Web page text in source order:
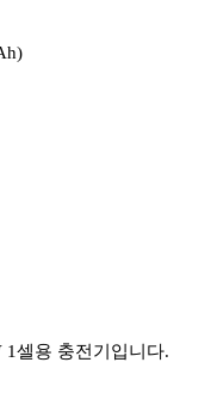
1셀용 충전기입니다.